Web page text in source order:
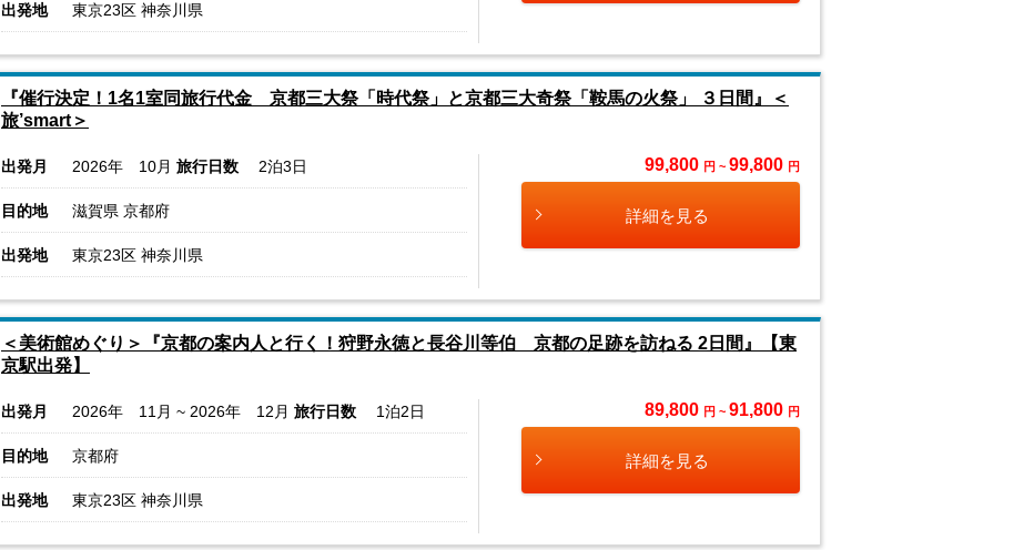
出発地 東京23区 神奈川県
『催行決定！1名1室同旅行代金 京都三大祭「時代祭」と京都三大奇祭「鞍馬の火祭」 ３日間』＜
旅’smart＞
出発月 2026年 10月 旅行日数 2泊3日
目的地 滋賀県 京都府
出発地 東京23区 神奈川県
99,800 円 ~ 99,800 円
詳細を見る
＜美術館めぐり＞『京都の案内人と行く！狩野永徳と長谷川等伯 京都の足跡を訪ねる 2日間』【東
京駅出発】
出発月 2026年 11月 ~ 2026年 12月 旅行日数 1泊2日
目的地 京都府
出発地 東京23区 神奈川県
89,800 円 ~ 91,800 円
詳細を見る